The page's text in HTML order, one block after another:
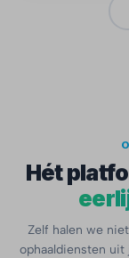
Hét
Zelf halen we
ophaaldiensten